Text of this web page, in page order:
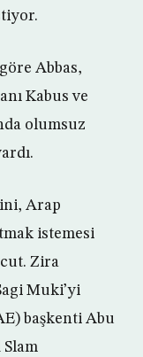
Abbas,
Kabus ve
olumsuz
Arap
istemesi
Zira
Muki’yi
başkenti Abu
Slam